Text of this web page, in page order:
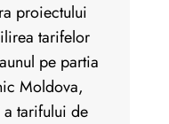
proiectului
tarifelor
pe partia
Moldova,
tarifului de